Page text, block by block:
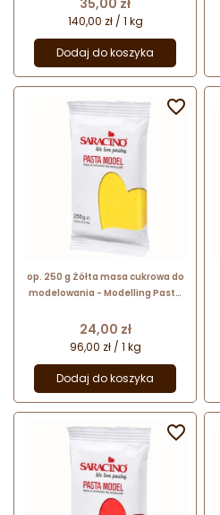
czekolady
35,00 zł
140,00 zł / 1 kg
Dodaj do koszyka
op. 250 g Żółta masa cukrowa do
modelowania - Modelling Paste
Cena
24,00 zł
96,00 zł / 1 kg
Dodaj do koszyka

